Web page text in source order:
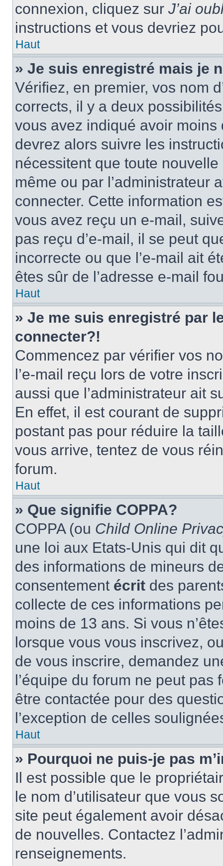
connexion, cliquez sur J’ai
instructions et vous devriez
Haut
» Je suis enregistré mais je
Vérifiez, en premier, vos nom
corrects, il y a deux
vous avez indiqué avoir moins
devrez alors suivre les
nécessitent que toute
même ou par l’administrateur
connecter. Cette information
vous avez reçu un e-mail,
pas reçu d’e-mail, il se peut
incorrecte ou que l’e-mail ait
êtes sûr de l’adresse e-mail
Haut
» Je me suis enregistré par
connecter?!
Commencez par vérifier vos
l’e-mail reçu lors de votre
aussi que l’administrateur ait
En effet, il est courant de
postant pas pour réduire la
vous arrive, tentez de vous
forum.
Haut
» Que signifie COPPA?
COPPA (ou Child Online
une loi aux Etats-Unis qui dit
des informations de mineurs
consentement écrit des
collecte de ces informations
moins de 13 ans. Si vous
lorsque vous vous inscrivez,
de vous inscrire, demandez
l’équipe du forum ne peut
être contactée pour des
l’exception de celles
Haut
» Pourquoi ne puis-je pas
Il est possible que le
le nom d’utilisateur que vous
site peut également avoir
de nouvelles. Contactez
renseignements.